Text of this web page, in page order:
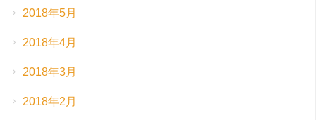
2018年5月
2018年4月
2018年3月
2018年2月